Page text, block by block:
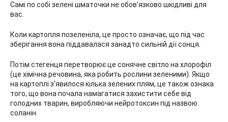
Самі по собі зелені шматочки не обов’язково шкідливі для
вас.
Коли картопля позеленіла, це просто означає, що під час
зберігання вона піддавалася занадто сильній дії сонця.
Потім стегенця перетворює це сонячне світло на хлорофіл
(це хімічна речовина, яка робить рослини зеленими). ​​Якщо
на картоплі з’явилося кілька зелених плям, це також ознака
того, що вона почала намагатися захистити себе від
голодних тварин, виробляючи нейротоксин під назвою
соланін.